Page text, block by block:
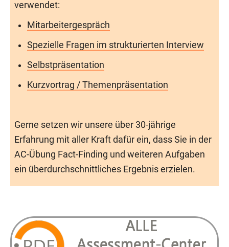
verwendet:
Mitarbeitergespräch
Spezielle Fragen im strukturierten Interview
Selbstpräsentation
Kurzvortrag / Themenpräsentation
Gerne setzen wir unsere über 30-jährige
Erfahrung mit aller Kraft dafür ein, dass Sie in der
AC-Übung Fact-Finding und weiteren Aufgaben
ein überdurchschnittliches Ergebnis erzielen.